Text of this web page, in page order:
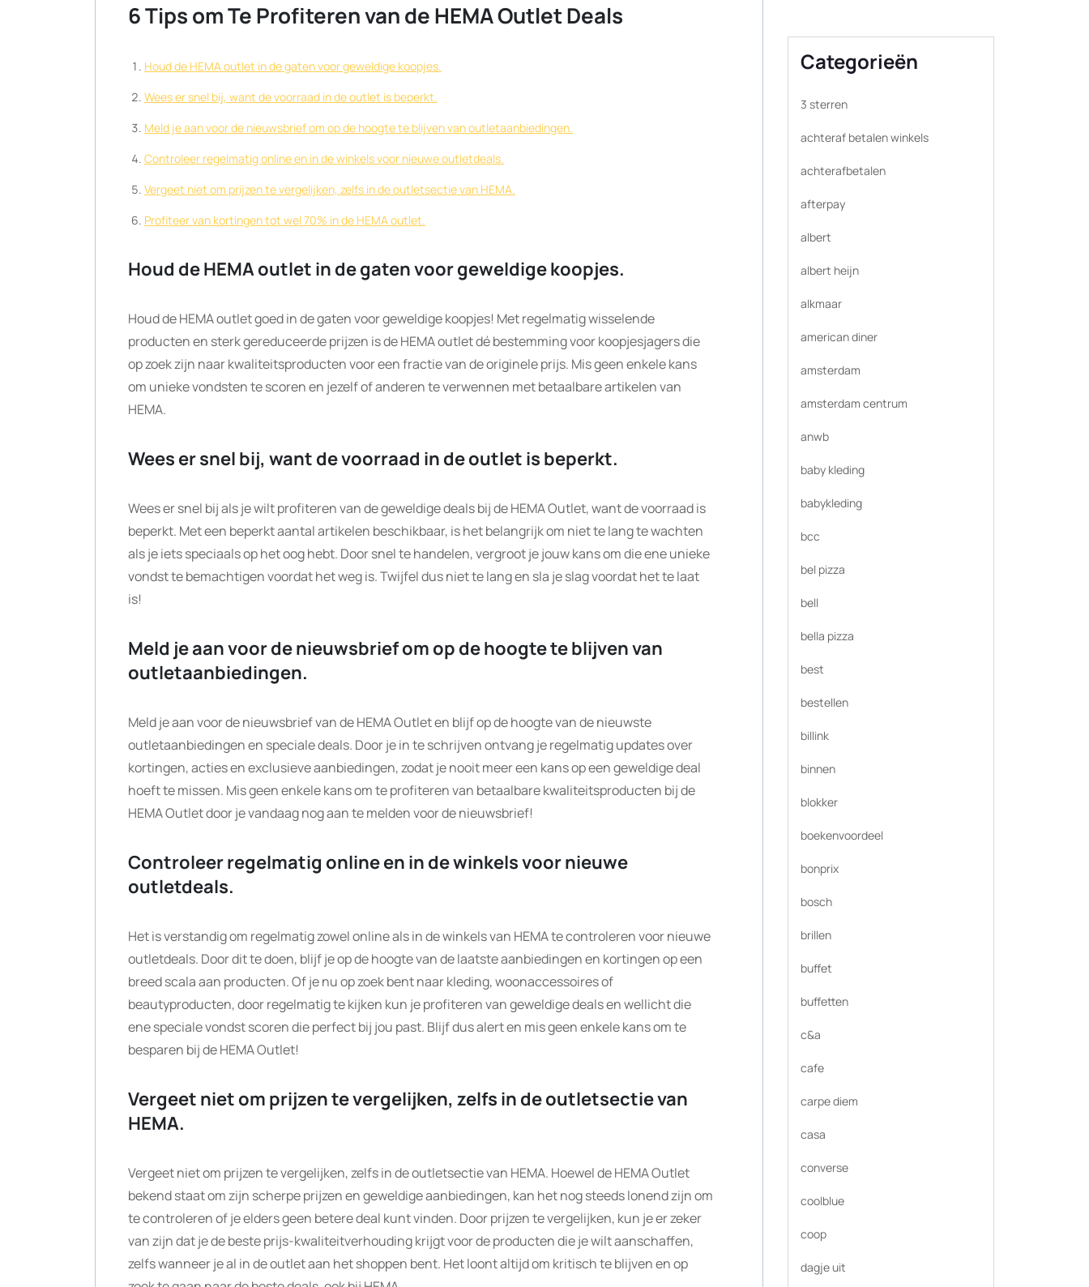
6 Tips om Te Profiteren van de HEMA Outlet Deals
Houd de HEMA outlet in de gaten voor geweldige koopjes.
Wees er snel bij, want de voorraad in de outlet is beperkt.
Meld je aan voor de nieuwsbrief om op de hoogte te blijven van outletaanbiedingen.
Controleer regelmatig online en in de winkels voor nieuwe outletdeals.
Vergeet niet om prijzen te vergelijken, zelfs in de outletsectie van HEMA.
Profiteer van kortingen tot wel 70% in de HEMA outlet.
Houd de HEMA outlet in de gaten voor geweldige koopjes.
Houd de HEMA outlet goed in de gaten voor geweldige koopjes! Met regelmatig wisselende
producten en sterk gereduceerde prijzen is de HEMA outlet dé bestemming voor koopjesjagers die
op zoek zijn naar kwaliteitsproducten voor een fractie van de originele prijs. Mis geen enkele kans
om unieke vondsten te scoren en jezelf of anderen te verwennen met betaalbare artikelen van
HEMA.
Wees er snel bij, want de voorraad in de outlet is beperkt.
Wees er snel bij als je wilt profiteren van de geweldige deals bij de HEMA Outlet, want de voorraad is
beperkt. Met een beperkt aantal artikelen beschikbaar, is het belangrijk om niet te lang te wachten
als je iets speciaals op het oog hebt. Door snel te handelen, vergroot je jouw kans om die ene unieke
vondst te bemachtigen voordat het weg is. Twijfel dus niet te lang en sla je slag voordat het te laat
is!
Meld je aan voor de nieuwsbrief om op de hoogte te blijven van
outletaanbiedingen.
Meld je aan voor de nieuwsbrief van de HEMA Outlet en blijf op de hoogte van de nieuwste
outletaanbiedingen en speciale deals. Door je in te schrijven ontvang je regelmatig updates over
kortingen, acties en exclusieve aanbiedingen, zodat je nooit meer een kans op een geweldige deal
hoeft te missen. Mis geen enkele kans om te profiteren van betaalbare kwaliteitsproducten bij de
HEMA Outlet door je vandaag nog aan te melden voor de nieuwsbrief!
Controleer regelmatig online en in de winkels voor nieuwe
outletdeals.
Het is verstandig om regelmatig zowel online als in de winkels van HEMA te controleren voor nieuwe
outletdeals. Door dit te doen, blijf je op de hoogte van de laatste aanbiedingen en kortingen op een
breed scala aan producten. Of je nu op zoek bent naar kleding, woonaccessoires of
beautyproducten, door regelmatig te kijken kun je profiteren van geweldige deals en wellicht die
ene speciale vondst scoren die perfect bij jou past. Blijf dus alert en mis geen enkele kans om te
besparen bij de HEMA Outlet!
Vergeet niet om prijzen te vergelijken, zelfs in de outletsectie van
HEMA.
Vergeet niet om prijzen te vergelijken, zelfs in de outletsectie van HEMA. Hoewel de HEMA Outlet
bekend staat om zijn scherpe prijzen en geweldige aanbiedingen, kan het nog steeds lonend zijn om
te controleren of je elders geen betere deal kunt vinden. Door prijzen te vergelijken, kun je er zeker
van zijn dat je de beste prijs-kwaliteitverhouding krijgt voor de producten die je wilt aanschaffen,
zelfs wanneer je al in de outlet aan het shoppen bent. Het loont altijd om kritisch te blijven en op
Categorieën
3 sterren
achteraf betalen winkels
achterafbetalen
afterpay
albert
albert heijn
alkmaar
american diner
amsterdam
amsterdam centrum
anwb
baby kleding
babykleding
bcc
bel pizza
bell
bella pizza
best
bestellen
billink
binnen
blokker
boekenvoordeel
bonprix
bosch
brillen
buffet
buffetten
c&a
cafe
carpe diem
casa
converse
coolblue
coop
dagje uit